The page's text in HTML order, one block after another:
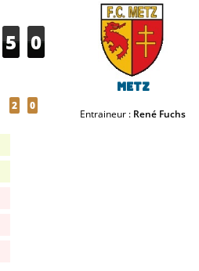
5 0
2 0
Metz
Entraineur : René Fuchs